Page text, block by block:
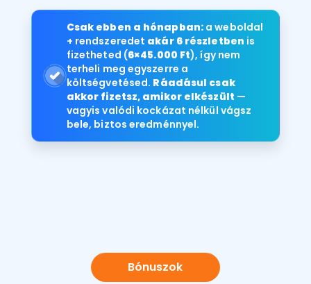
Csak ebben a hónapban: a weboldal
+ rendszeredet akár 6 részletben is
fizetheted (6×45.000 Ft), így nem
terheli meg egyszerre a
költségvetésed. Ráadásul csak
akkor fizetsz, amikor elkészült —
vagyis valódi kockázat nélkül vágsz
bele, biztos eredménnyel.
Bónuszok